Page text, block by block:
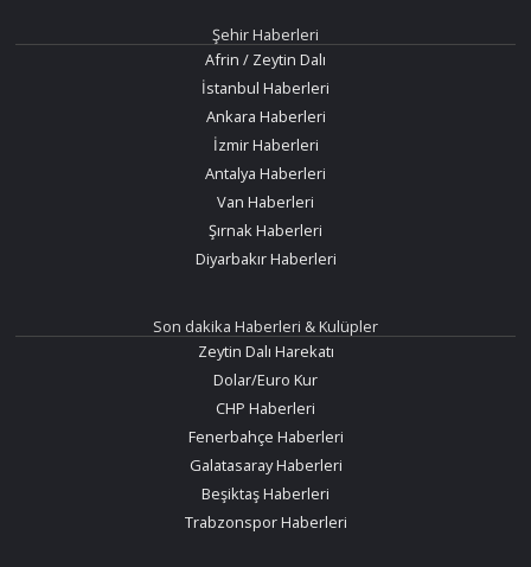
Şehir Haberleri
Afrin / Zeytin Dalı
İstanbul Haberleri
Ankara Haberleri
İzmir Haberleri
Antalya Haberleri
Van Haberleri
Şırnak Haberleri
Diyarbakır Haberleri
Son dakika Haberleri & Kulüpler
Zeytin Dalı Harekatı
Dolar/Euro Kur
CHP Haberleri
Fenerbahçe Haberleri
Galatasaray Haberleri
Beşiktaş Haberleri
Trabzonspor Haberleri